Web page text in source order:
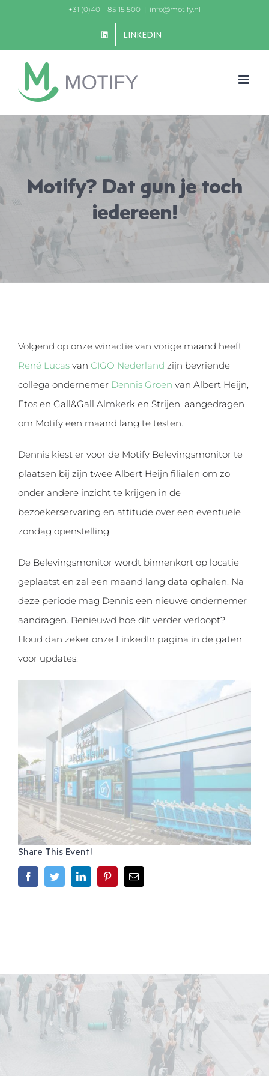
+31 (0)40 – 85 15 500 | info@motify.nl
LINKEDIN
Motify? Dat gun je toch
iedereen!
Volgend op onze winactie van vorige maand heeft
René Lucas van CIGO Nederland zijn bevriende
collega ondernemer Dennis Groen van Albert Heijn,
Etos en Gall&Gall Almkerk en Strijen, aangedragen
om Motify een maand lang te testen.
Dennis kiest er voor de Motify Belevingsmonitor te
plaatsen bij zijn twee Albert Heijn filialen om zo
onder andere inzicht te krijgen in de
bezoekerservaring en attitude over een eventuele
zondag openstelling.
De Belevingsmonitor wordt binnenkort op locatie
geplaatst en zal een maand lang data ophalen. Na
deze periode mag Dennis een nieuwe ondernemer
aandragen. Benieuwd hoe dit verder verloopt?
Houd dan zeker onze LinkedIn pagina in de gaten
voor updates.
Share This Event!
FacebookTwitterLinkedInPinterestE-
mail